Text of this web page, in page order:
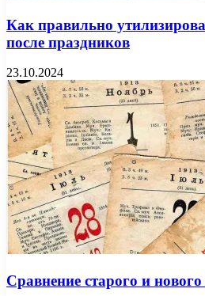
Как правильно
после праздников
23.10.2024
Сравнение старого и